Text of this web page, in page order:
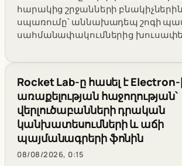
հարակից շրջանների
սպառումը՝ աննախադեպ շոգի
սահմանափակումներից
Rocket Lab-ը հասել է
առաքելության հաջողության՝
վերլուծաբանների դրական
կանխատեսումների և աճի
պայմանագրերի ֆոնին
08/08/2026, 0:15